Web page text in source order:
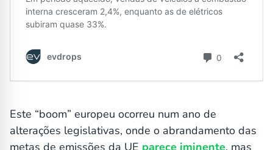
Este “boom” europeu ocorreu num ano de
alterações legislativas, onde o abrandamento das
metas de emissões da UE parece iminente, mas